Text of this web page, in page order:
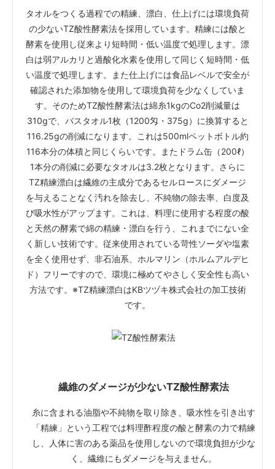
タオルをつくる過程での精練、漂白、仕上げには環境負荷
の少ないTZ酸性酵素法を採用しています。精練には酸と
酵素を使用し従来より短時間・低い温度で処理します。漂
白は弱アルカリと過酸化水素を使用して同じく短時間・低
い温度で処理します。また仕上げには食品レベルで安全が
確認された添加物を使用して環境負荷を少なくしていま
す。そのためTZ酸性酵素法は綿糸1kgのCo2削減量は
310gで、バスタオル1枚（1200匁・375g）に換算すると
116.25gの削減になります。これは500mlペットボトル約
116本分の体積と同じくらいです。またドラム缶（200ℓ）
1本分の削減に必要なタオルは3.2枚となります。さらに
TZ精練漂白は繊維の主成分であるセルロースにダメージ
を与えることなく汚れを除去し、不純物の除去率、白度及
び吸水性がアップます。これは、料理に使用する程度の酸
と天然の酵素で綿の精練・漂白を行う、これまでにない全
く新しい技術です。従来使用されている苛性ソーダや塩素
を全く使用せず、非石油系、ホルマリン（ホルムアルデヒ
ド）フリーですので、環境に極めてやさしく安全性も高い
方法です。※TZ精練漂白はKBツヅキ株式会社の加工技術
です。
繊維のダメージが少ないTZ酸性酵素法
糸に含まれる油脂や不純物を取り除き、吸水性を引き出す
「精練」という工程では料理酢程度の酸と酵素の力で精練
し、人体に害のある薬品を使用しないので環境負担が少な
く、繊維にもダメージを与えません。